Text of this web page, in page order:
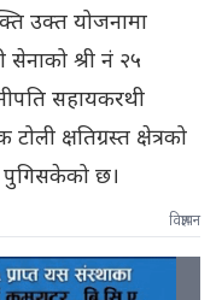
उक्त योजनामा
श्री नं २५
सहायकरथी
क्षतिग्रस्त क्षेत्रको
पुगिसकेको छ।
विज्ञापन